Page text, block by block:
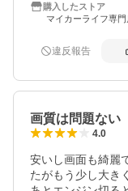
購入したストア
マイカーライフ専
違反報告
画質は問題ない
4.0
安いし画面も綺麗
たがもう少し大き